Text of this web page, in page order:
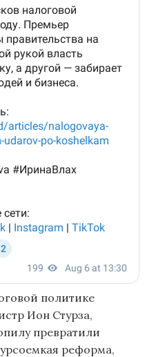
политике
Ион Стурза,
превратили
реформа,